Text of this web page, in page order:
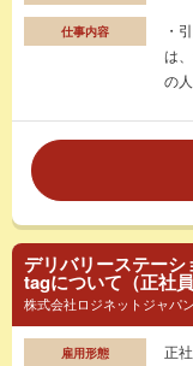
仕事内容
・
は
の
デリバリーステー
tagについて（正社
株式会社ロジネットジャパ
雇用形態 正